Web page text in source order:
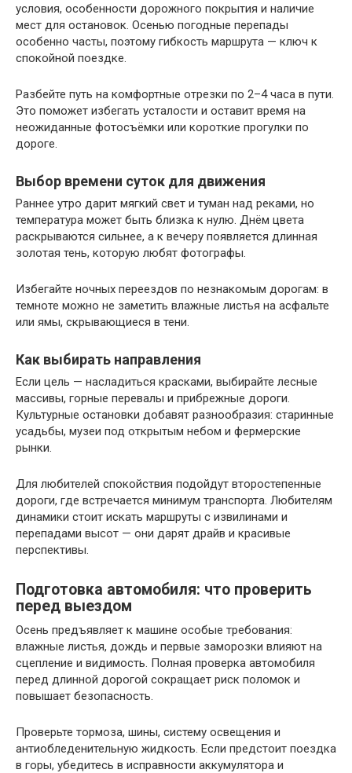
условия, особенности дорожного покрытия и наличие
мест для остановок. Осенью погодные перепады
особенно часты, поэтому гибкость маршрута — ключ к
спокойной поездке.
Разбейте путь на комфортные отрезки по 2–4 часа в пути.
Это поможет избегать усталости и оставит время на
неожиданные фотосъёмки или короткие прогулки по
дороге.
Выбор времени суток для движения
Раннее утро дарит мягкий свет и туман над реками, но
температура может быть близка к нулю. Днём цвета
раскрываются сильнее, а к вечеру появляется длинная
золотая тень, которую любят фотографы.
Избегайте ночных переездов по незнакомым дорогам: в
темноте можно не заметить влажные листья на асфальте
или ямы, скрывающиеся в тени.
Как выбирать направления
Если цель — насладиться красками, выбирайте лесные
массивы, горные перевалы и прибрежные дороги.
Культурные остановки добавят разнообразия: старинные
усадьбы, музеи под открытым небом и фермерские
рынки.
Для любителей спокойствия подойдут второстепенные
дороги, где встречается минимум транспорта. Любителям
динамики стоит искать маршруты с извилинами и
перепадами высот — они дарят драйв и красивые
перспективы.
Подготовка автомобиля: что проверить
перед выездом
Осень предъявляет к машине особые требования:
влажные листья, дождь и первые заморозки влияют на
сцепление и видимость. Полная проверка автомобиля
перед длинной дорогой сокращает риск поломок и
повышает безопасность.
Проверьте тормоза, шины, систему освещения и
антиобледенительную жидкость. Если предстоит поездка
в горы, убедитесь в исправности аккумулятора и